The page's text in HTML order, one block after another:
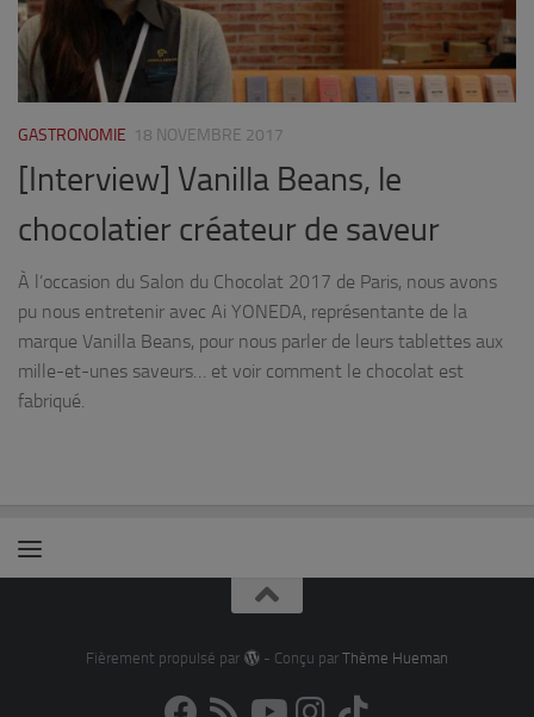
GASTRONOMIE 18 NOVEMBRE 2017
[Interview] Vanilla Beans, le
chocolatier créateur de saveur
À l’occasion du Salon du Chocolat 2017 de Paris, nous avons
pu nous entretenir avec Ai YONEDA, représentante de la
marque Vanilla Beans, pour nous parler de leurs tablettes aux
mille-et-unes saveurs… et voir comment le chocolat est
fabriqué.
Fièrement propulsé par - Conçu par Thème Hueman